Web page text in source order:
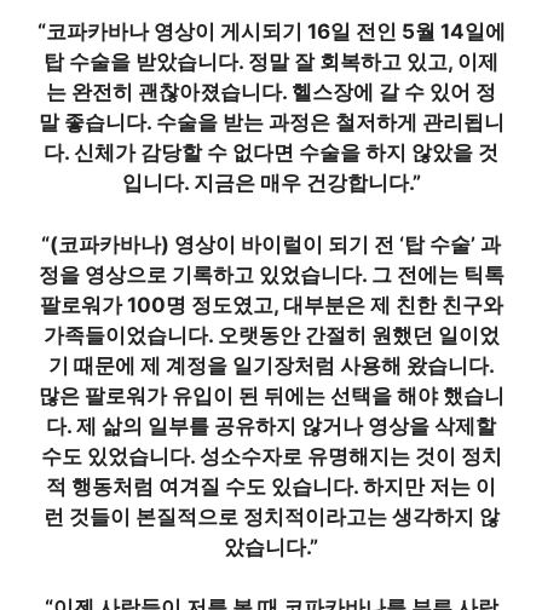
“코파카바나 영상이 게시되기 16일 전인 5월 14일에
탑 수술을 받았습니다. 정말 잘 회복하고 있고, 이제
는 완전히 괜찮아졌습니다. 헬스장에 갈 수 있어 정
말 좋습니다. 수술을 받는 과정은 철저하게 관리됩니
다. 신체가 감당할 수 없다면 수술을 하지 않았을 것
입니다. 지금은 매우 건강합니다.”
“(코파카바나) 영상이 바이럴이 되기 전 ‘탑 수술’ 과
정을 영상으로 기록하고 있었습니다. 그 전에는 틱톡
팔로워가 100명 정도였고, 대부분은 제 친한 친구와
가족들이었습니다. 오랫동안 간절히 원했던 일이었
기 때문에 제 계정을 일기장처럼 사용해 왔습니다.
많은 팔로워가 유입이 된 뒤에는 선택을 해야 했습니
다. 제 삶의 일부를 공유하지 않거나 영상을 삭제할
수도 있었습니다. 성소수자로 유명해지는 것이 정치
적 행동처럼 여겨질 수도 있습니다. 하지만 저는 이
런 것들이 본질적으로 정치적이라고는 생각하지 않
았습니다.”